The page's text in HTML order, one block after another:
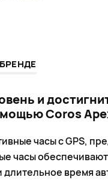
и
Coros
часы с GPS,
часы
время